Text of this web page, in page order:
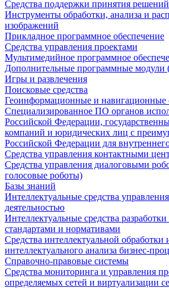
Средства поддержки принятия
Инструменты обработки, анализа и
изображений
Прикладное программное обеспечение
Средства управления проектами
Мультимедийное программное
Дополнительные программные модули
Игры и развлечения
Поисковые средства
Геоинформационные и навигационные
Специализированное ПО органов
Российской Федерации,
компаний и юридических лиц с
Российской Федерации для
Средства управления контактными
Средства управления диалоговыми
голосовые роботы)
Базы знаний
Интеллектуальные средства
деятельностью
Интеллектуальные средства
стандартами и нормативами
Средства интеллектуальной
интеллектуального анализа бизнес-
Справочно-правовые системы
Средства мониторинга и управления
определяемых сетей и виртуализации